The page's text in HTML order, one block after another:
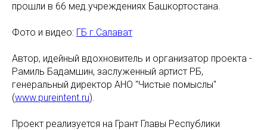
прошли в 66 мед.учреждениях Башкортостана.
Фото и видео: ГБ г.Салават
Автор, идейный вдохновитель и организатор проекта -
Рамиль Бадамшин, заслуженный артист РБ,
генеральный директор АНО "Чистые помыслы"
(www.pureintent.ru).
Проект реализуется на Грант Главы Республики